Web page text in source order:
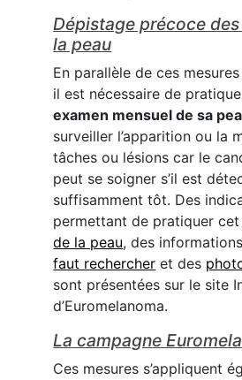
Dépistage précoce
la peau
En parallèle de ces
il est nécessaire de
examen mensuel de sa
surveiller l’apparition ou la
tâches ou lésions car le
peut se soigner s’il est
suffisamment tôt. Des
permettant de pratiquer
de la peau, des
faut rechercher et des
sont présentées sur le site
d’Euromelanoma.
La campagne
Ces mesures s’appliquent